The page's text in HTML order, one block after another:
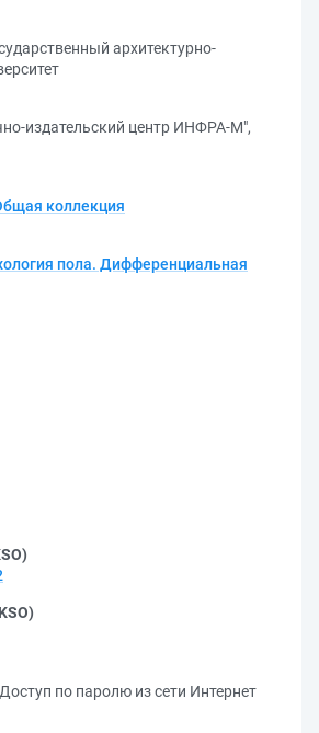
архитектурно-
издательский центр ИНФРА-М",
коллекция
пола. Дифференциальная
Доступ по паролю из сети Интернет